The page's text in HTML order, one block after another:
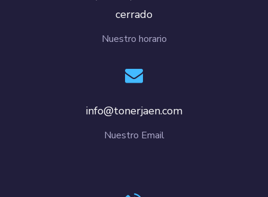
cerrado
Nuestro horario
info@tonerjaen.com
Nuestro Email